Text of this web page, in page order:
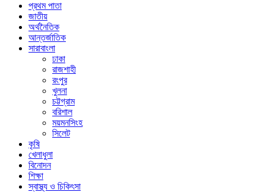
প্রথম পাতা
জাতীয়
অর্থনৈতিক
আন্তর্জাতিক
সারাবাংলা
ঢাকা
রাজশাহী
রংপুর
খুলনা
চট্টগ্রাম
বরিশাল
ময়মনসিংহ
সিলেট
কৃষি
খেলাধুলা
বিনোদন
শিক্ষা
স্বাস্থ্য ও চিকিৎসা